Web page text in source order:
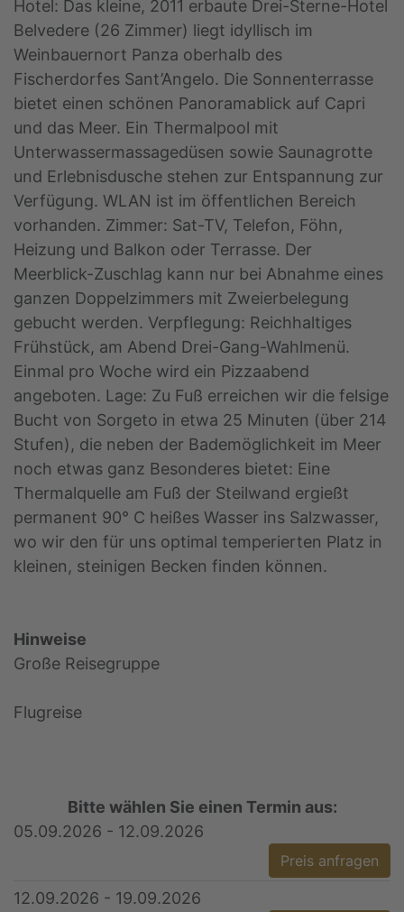
Hotel: Das kleine, 2011 erbaute Drei-Sterne-Hotel
Belvedere (26 Zimmer) liegt idyllisch im
Weinbauernort Panza oberhalb des
Fischerdorfes Sant’Angelo. Die Sonnenterrasse
bietet einen schönen Panoramablick auf Capri
und das Meer. Ein Thermalpool mit
Unterwassermassagedüsen sowie Saunagrotte
und Erlebnisdusche stehen zur Entspannung zur
Verfügung. WLAN ist im öffentlichen Bereich
vorhanden. Zimmer: Sat-TV, Telefon, Föhn,
Heizung und Balkon oder Terrasse. Der
Meerblick-Zuschlag kann nur bei Abnahme eines
ganzen Doppelzimmers mit Zweierbelegung
gebucht werden. Verpflegung: Reichhaltiges
Frühstück, am Abend Drei-Gang-Wahlmenü.
Einmal pro Woche wird ein Pizzaabend
angeboten. Lage: Zu Fuß erreichen wir die felsige
Bucht von Sorgeto in etwa 25 Minuten (über 214
Stufen), die neben der Bademöglichkeit im Meer
noch etwas ganz Besonderes bietet: Eine
Thermalquelle am Fuß der Steilwand ergießt
permanent 90° C heißes Wasser ins Salzwasser,
wo wir den für uns optimal temperierten Platz in
kleinen, steinigen Becken finden können.
Hinweise
Große Reisegruppe
Flugreise
Bitte wählen Sie einen Termin aus:
05.09.2026 - 12.09.2026
Preis anfragen
12.09.2026 - 19.09.2026